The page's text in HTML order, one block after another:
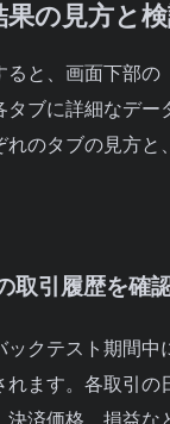
の見方と
と、画面下部の
ブに詳細なデー
れのタブの見方と
取引履歴を確
ックテスト期間中
れます。各取引の